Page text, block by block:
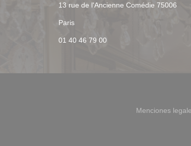
13 rue de l'Ancienne Comédie 75006
Paris((abre en una nueva ventana))
01 40 46 79 00
Menciones